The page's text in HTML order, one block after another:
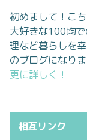
初めまして！こ
大好きな100均
理など暮らしを
のブログになりま
更に詳しく！
相互リンク